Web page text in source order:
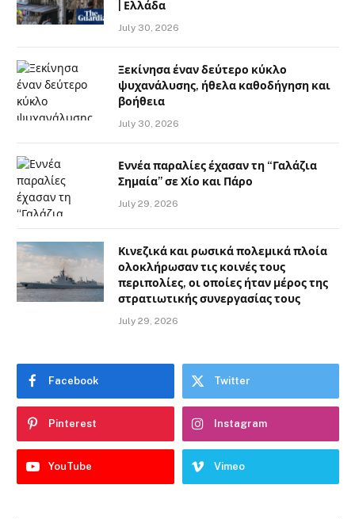
| Ελλάδα
July 30, 2026
Ξεκίνησα έναν δεύτερο κύκλο
ψυχανάλυσης, ήθελα καθοδήγηση και
βοήθεια
July 30, 2026
Εννέα παραλίες έχασαν τη “Γαλάζια
Σημαία” σε Χίο και Πάρο
July 29, 2026
Κινεζικά και ρωσικά πολεμικά πλοία
ολοκλήρωσαν τις κοινές τους
περιπολίες, οι οποίες ήταν μέρος της
στρατιωτικής συνεργασίας τους
July 29, 2026
Facebook Twitter
Pinterest Instagram
YouTube Vimeo